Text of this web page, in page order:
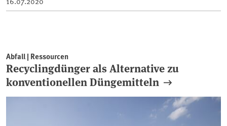
Abfall | Ressourcen
Recyclingdünger als Alternative zu
konventionellen Düngemitteln